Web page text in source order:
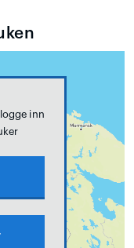
inn